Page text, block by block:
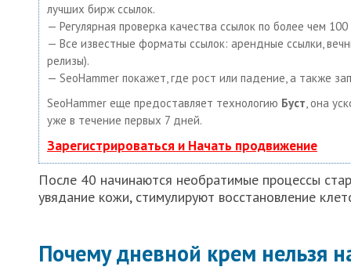
лучших бирж ссылок.
— Регулярная проверка качества ссылок по более чем
— Все известные форматы ссылок: арендные ссылки,
релизы).
— SeoHammer покажет, где рост или падение, а также
SeoHammer еще предоставляет технологию Буст, она
уже в течение первых 7 дней.
Зарегистрироваться и Начать продвижение
После 40 начинаются необратимые процессы
увядание кожи, стимулируют восстановление
Почему дневной крем нельзя